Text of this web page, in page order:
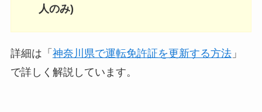
人のみ)
詳細は「 神奈川県で運転免許証を更新する方法」
で詳しく解説しています。